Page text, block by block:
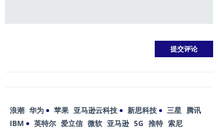
浪潮 华为 苹果 亚马逊云科技 新思科技 三星 腾讯
IBM
英特尔 爱立信 微软 亚马逊 5G 推特 索尼